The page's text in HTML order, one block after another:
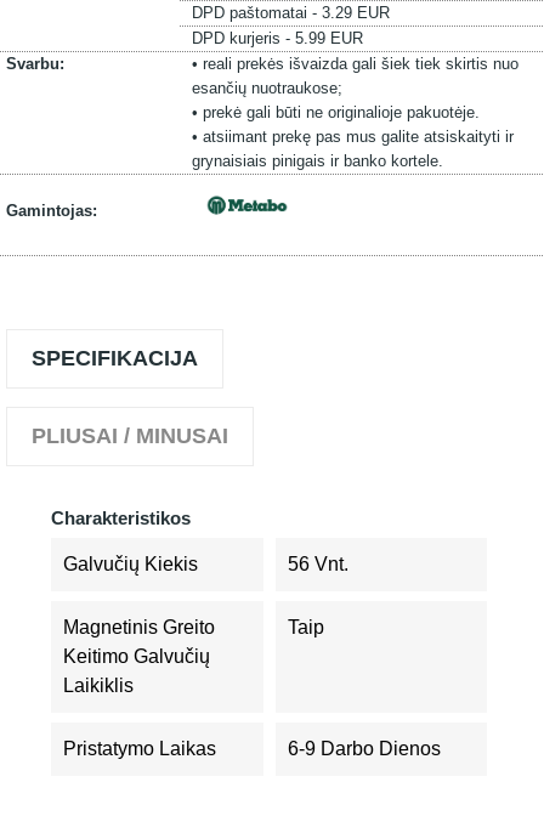
DPD paštomatai - 3.29 EUR
DPD kurjeris - 5.99 EUR
Svarbu:
• reali prekės išvaizda gali šiek tiek skirtis nuo
esančių nuotraukose;
• prekė gali būti ne originalioje pakuotėje.
• atsiimant prekę pas mus galite atsiskaityti ir
grynaisiais pinigais ir banko kortele.
Gamintojas:
SPECIFIKACIJA
PLIUSAI / MINUSAI
Charakteristikos
Galvučių Kiekis 56 Vnt.
Magnetinis Greito
Keitimo Galvučių
Laikiklis
Taip
Pristatymo Laikas 6-9 Darbo Dienos